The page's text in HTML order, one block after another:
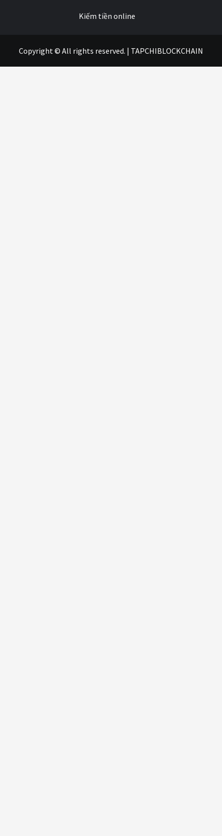
Kiếm tiền online
Copyright © All rights reserved. | TAPCHIBLOCKCHAIN